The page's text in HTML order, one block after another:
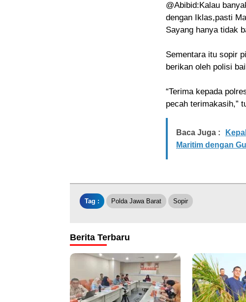
@Abibid:Kalau
dengan Iklas,pasti
Sayang hanya tidak
Sementara itu sopir
berikan oleh polisi
“Terima kepada
pecah terimakasih,”
Baca Juga :
Maritim dengan
Tag : Polda Jawa Barat Sopir
Berita Terbaru